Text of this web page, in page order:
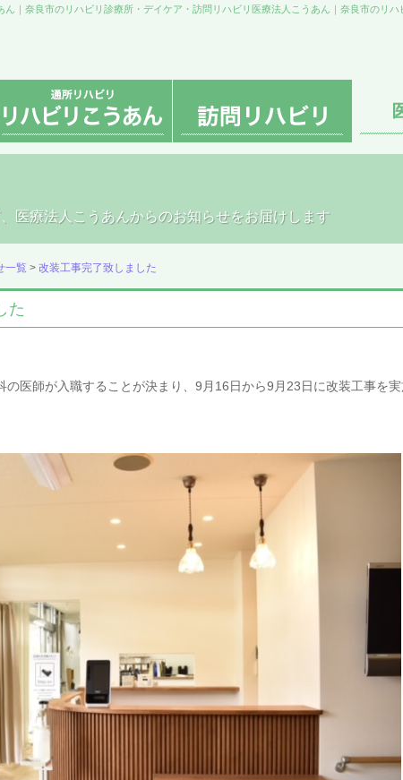
｜奈良市のリハビリ診療所・デイケア・訪問リハビリ医療法人こうあん｜奈良市のリハ
医療法人こうあんからのお知らせをお届けします
一覧 > 改装工事完了致しました
た
の医師が入職することが決まり、9月16日から9月23日に改装工事を